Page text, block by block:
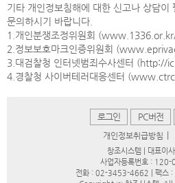
기타 개인정보침해에 대한 신고나 상담이
문의하시기 바랍니다.
1.개인분쟁조정위원회
2.정보보호마크인증위원회
3.대검찰청 인터넷범죄수사센터
4.경찰청 사이버테러대응센터
로그인 PC버전
개인정보취급방침
창조시스템 | 대표이
사업자등록번호 :
전화 : 02-3453-4662 | 팩스